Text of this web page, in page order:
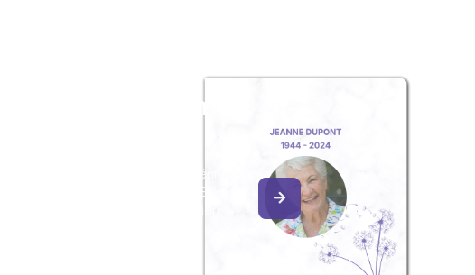
Créez un album
Créez un album collaboratif en réunissant
les hommages à Dominique BUREL, pour